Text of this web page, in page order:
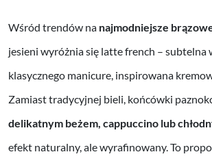
Wśród trendów na najmodniejsze
jesieni wyróżnia się latte french – subtelna
klasycznego manicure, inspirowana
Zamiast tradycyjnej bieli, końcówki
delikatnym beżem, cappuccino lub
efekt naturalny, ale wyrafinowany. To